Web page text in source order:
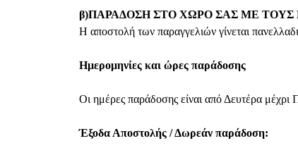
β)ΠΑΡΑΔΟΣΗ ΣΤΟ ΧΩΡΟ ΣΑΣ ΜΕ ΤΟΥΣ
Η αποστολή των παραγγελιών γίνεται
Ημερομηνίες και ώρες παράδοσης
Οι ημέρες παράδοσης είναι από Δευτέρα
Έξοδα Αποστολής / Δωρεάν παράδοση: